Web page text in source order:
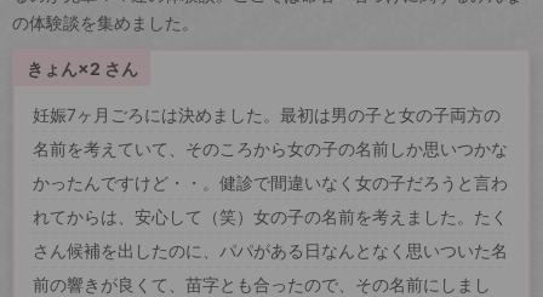
の体験談を集めました。
きょん×2 さん
妊娠7ヶ月ごろには決めました。最初は男の子と女の子両方の
名前を考えていて、そのころから女の子の名前しか思いつかな
かったんですけど・・。健診で間違いなく女の子だろうと言わ
れてからは、安心して（笑）女の子の名前を考えました。たく
さん候補を出したのに、パパがある日なんとなく思いついた名
前の響きが良くて、苗字とも合ったので、その名前にしまし